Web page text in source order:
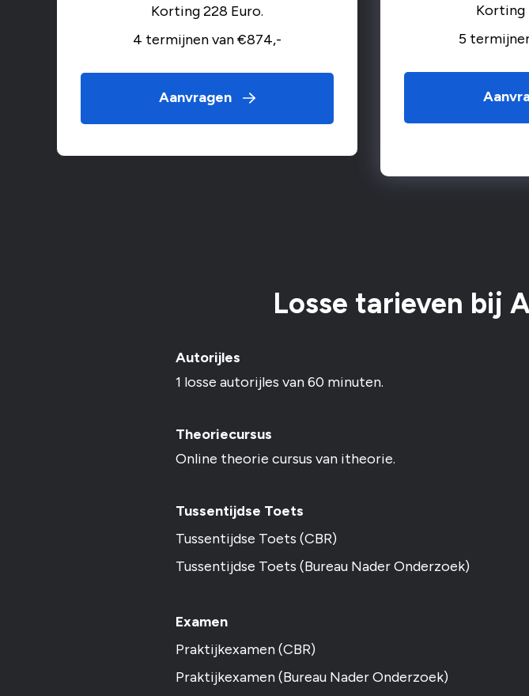
Korting 228 Euro.
4 termijnen van €874,-
Aanvragen
Korting
5
Losse tarieven bij
Autorijles
1 losse autorijles van 60 minuten.
Theoriecursus
Online theorie cursus van itheorie.
Tussentijdse Toets
Tussentijdse Toets (CBR)
Tussentijdse Toets (Bureau Nader Onderzoek)
Examen
Praktijkexamen (CBR)
Praktijkexamen (Bureau Nader Onderzoek)